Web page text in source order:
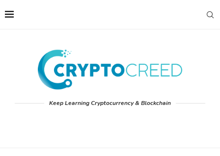
Keep Learning Cryptocurrency & Blockchain